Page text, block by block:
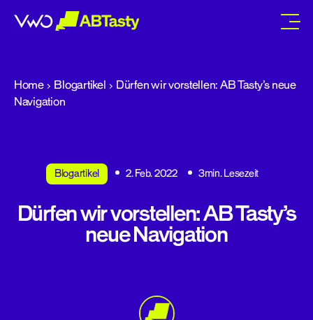
Home Blogartikel
Dürfen wir vorstellen: AB Tasty’s neue
Navigation
Blogartikel 2. Feb. 2022 3min. Lesezeit
Dürfen wir vorstellen: AB Tasty’s
neue Navigation